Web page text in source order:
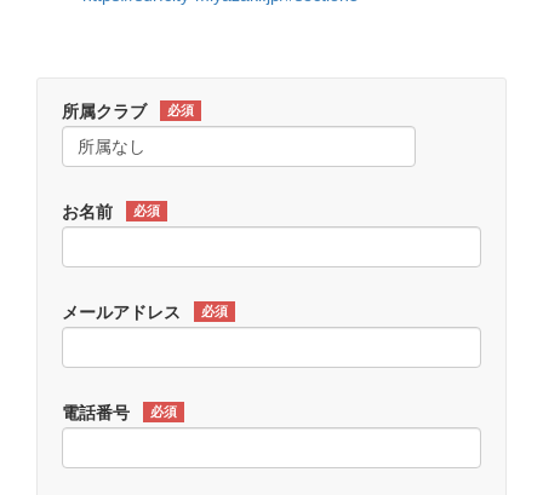
所属クラブ 必須
お名前 必須
メールアドレス 必須
電話番号 必須